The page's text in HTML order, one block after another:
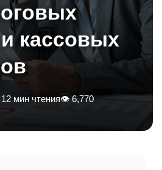
кассовых
мин чтения👁 6,770